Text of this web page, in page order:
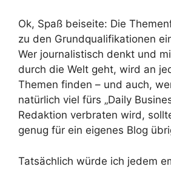
Ok, Spaß beiseite: Die
zu den Grundqualifikationen
Wer journalistisch denkt und
durch die Welt geht, wird an
Themen finden – und auch,
natürlich viel fürs „Daily
Redaktion verbraten wird,
genug für ein eigenes Blog
Tatsächlich würde ich jedem